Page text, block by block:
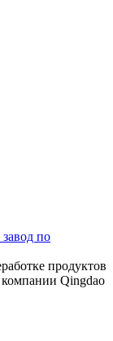
по
продуктов
компании Qingdao